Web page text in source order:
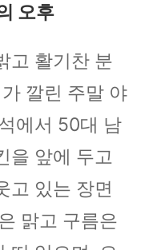
오후
고 활기찬 분
깔린 주말 야
에서 50대 남
을 앞에 두고
고 있는 장면
맑고 구름은